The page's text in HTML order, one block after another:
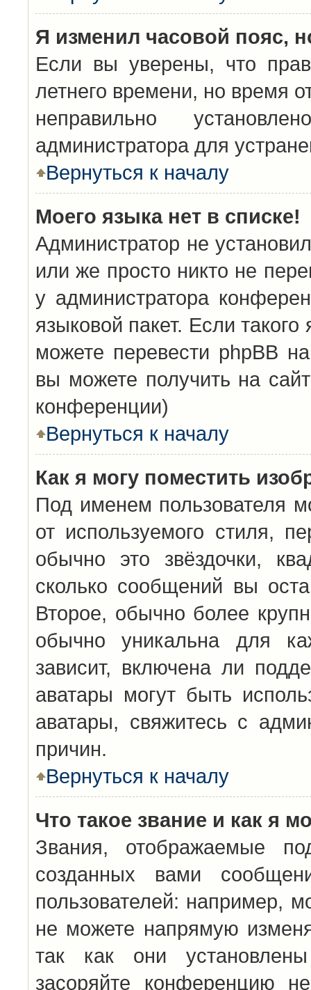
Я изменил часовой пояс,
Если вы уверены, что
летнего времени, но время
неправильно
администратора для
Вернуться к началу
Моего языка нет в списке!
Администратор не
или же просто никто не
у администратора
языковой пакет. Если
можете перевести phpBB
вы можете получить на
конференции)
Вернуться к началу
Как я могу поместить
Под именем пользователя
от используемого стиля,
обычно это звёздочки,
сколько сообщений вы
Второе, обычно более
обычно уникальна для
зависит, включена ли
аватары могут быть
аватары, свяжитесь с
причин.
Вернуться к началу
Что такое звание и как я
Звания, отображаемые
созданных вами
пользователей: например,
не можете напрямую
так как они
засоряйте конференцию